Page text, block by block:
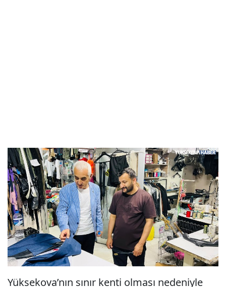
Yüksekova’nın sınır kenti olması nedeniyle